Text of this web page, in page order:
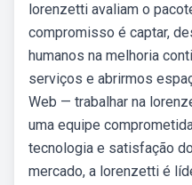
lorenzetti avaliam o
compromisso é captar,
humanos na melhoria
serviços e abrirmos
Web — trabalhar na
uma equipe
tecnologia e satisfação
mercado, a lorenzetti é